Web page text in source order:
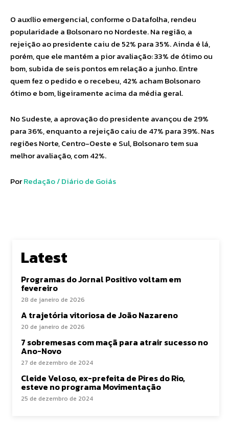
O auxílio emergencial, conforme o Datafolha, rendeu
popularidade a Bolsonaro no Nordeste. Na região, a
rejeição ao presidente caiu de 52% para 35%. Ainda é lá,
porém, que ele mantém a pior avaliação: 33% de ótimo ou
bom, subida de seis pontos em relação a junho. Entre
quem fez o pedido e o recebeu, 42% acham Bolsonaro
ótimo e bom, ligeiramente acima da média geral.
No Sudeste, a aprovação do presidente avançou de 29%
para 36%, enquanto a rejeição caiu de 47% para 39%. Nas
regiões Norte, Centro-Oeste e Sul, Bolsonaro tem sua
melhor avaliação, com 42%.
PorRedação / Diário de Goiás
Latest
Programas do Jornal Positivo voltam em
fevereiro
28 de janeiro de 2026
A trajetória vitoriosa de João Nazareno
20 de janeiro de 2026
7 sobremesas com maçã para atrair sucesso no
Ano-Novo
27 de dezembro de 2024
Cleide Veloso, ex-prefeita de Pires do Rio,
esteve no programa Movimentação
25 de dezembro de 2024